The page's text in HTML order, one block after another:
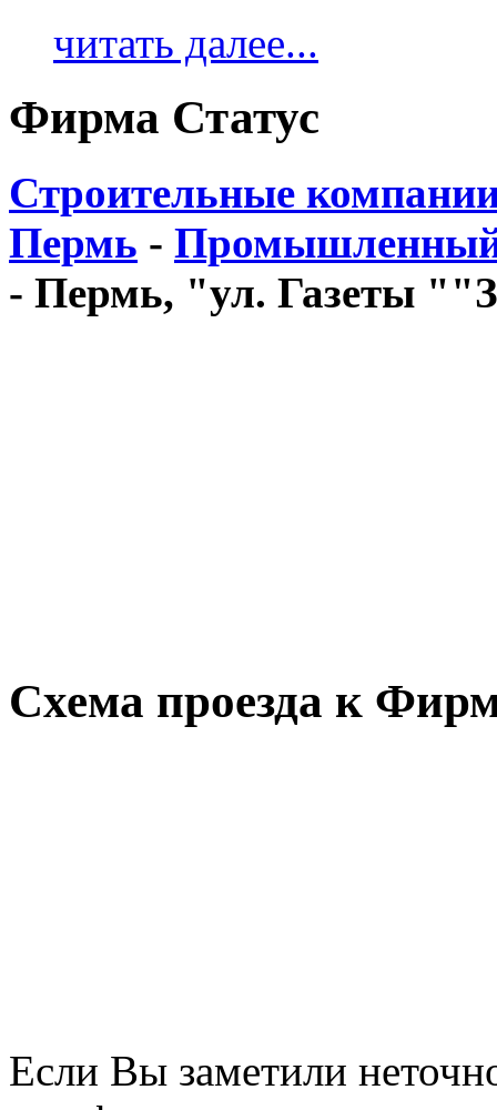
читать далее...
Фирма Статус
Строительные
Пермь - Промышленный
- Пермь, "ул. Газеты
Схема проезда к
Если Вы заметили